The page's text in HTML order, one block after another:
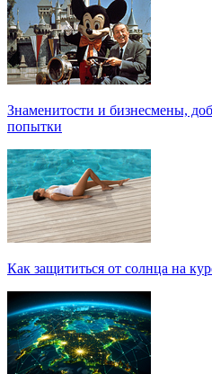
Знаменитости и бизнесмены,
попытки
Как защититься от солнца на